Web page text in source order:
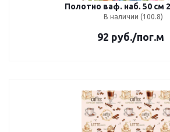
Полотно ваф. наб. 50 см
В наличии (100.8)
92 руб./пог.м